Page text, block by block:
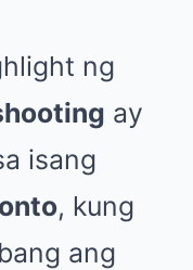
ng
ay
isang
, kung
ang